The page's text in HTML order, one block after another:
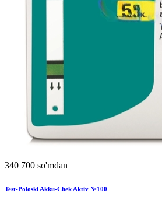
340 700 so'mdan
Test-Poloski Akku-Chek Aktiv №100